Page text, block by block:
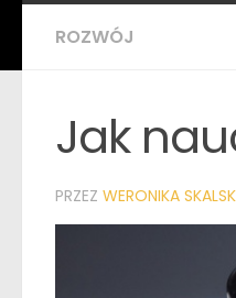
ROZWÓJ
Jak
PRZEZ WERONIKA